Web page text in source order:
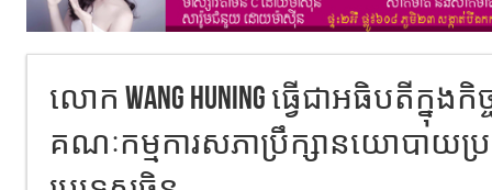
លោក Wang Huning ធ្វើជាអធិបតីក្នុងកិ
គណៈកម្មការសភាប្រឹក្សានយោបាយប្